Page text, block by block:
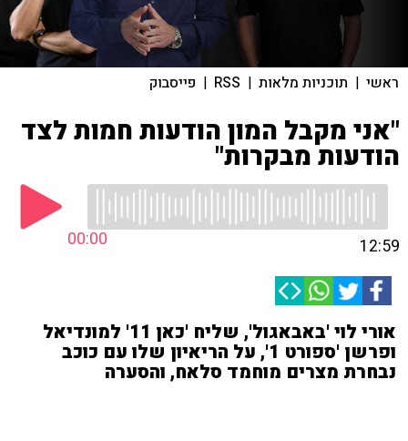
ראשי | תוכניות מלאות |
RSS
| פייסבוק
"אני מקבל המון הודעות חמות לצד
הודעות מבקרות"
00:00 12:59
אורי לוי 'באבאגול', שליח 'כאן 11' למונדיאל
ופרשן 'ספורט 1', על הריאיון שלו עם כוכב
נבחרת מצרים מוחמד סלאח, והסערה